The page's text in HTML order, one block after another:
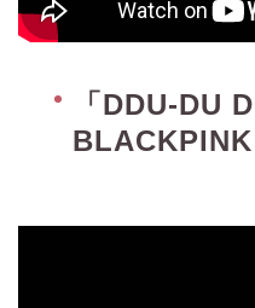
「DDU-DU
BLACKPINK